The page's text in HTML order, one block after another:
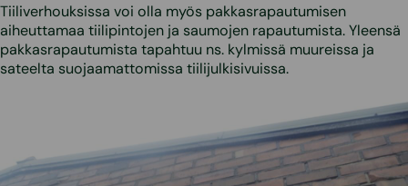
Tiiliverhouksissa voi olla myös pakkasrapautumisen
aiheuttamaa tiilipintojen ja saumojen rapautumista. Yleensä
pakkasrapautumista tapahtuu ns. kylmissä muureissa ja
sateelta suojaamattomissa tiilijulkisivuissa.